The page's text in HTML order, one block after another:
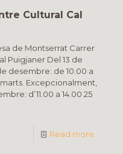
Cultural Cal
de Montserrat Carrer
Puigjaner Del 13 de
desembre: de 10.00 a
Excepcionalment,
d’11.00 a 14.00 25
Read more